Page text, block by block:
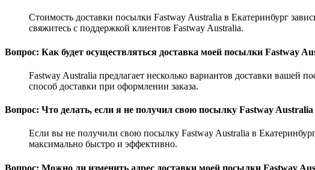
Стоимость доставки посылки Fastway Australia в Екатеринбург
свяжитесь с поддержкой клиентов Fastway Australia.
Вопрос: Как будет осуществляться доставка моей посылки Fastway
Fastway Australia предлагает несколько вариантов доставки
способ доставки при оформлении заказа.
Вопрос: Что делать, если я не получил свою посылку Fastway Australia
Если вы не получили свою посылку Fastway Australia в
максимально быстро и эффективно.
Вопрос: Можно ли изменить адрес доставки моей посылки Fastway